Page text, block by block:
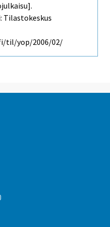
Tilastokeskus
til/yop/2006/02/